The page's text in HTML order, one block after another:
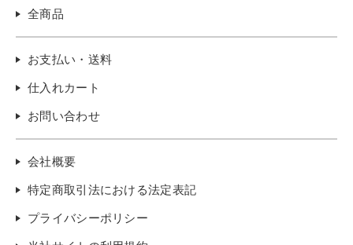
全商品
お支払い・送料
仕入れカート
お問い合わせ
会社概要
特定商取引法における法定表記
プライバシーポリシー